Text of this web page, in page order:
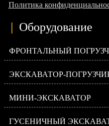
Политика
| Оборудование
ФРОНТАЛЬНЫЙ
ЭКСКАВАТОР-
МИНИ-ЭКСКАВАТОР
ГУСЕНИЧНЫЙ